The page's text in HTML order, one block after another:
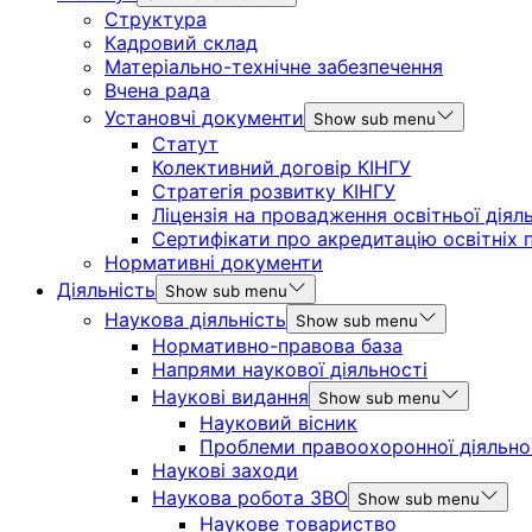
Структура
Кадровий склад
Матеріально-технічне забезпечення
Вчена рада
Установчі документи
Show sub menu
Статут
Колективний договір КІНГУ
Стратегія розвитку КІНГУ
Ліцензія на провадження освітньої
Сертифікати про акредитацію освітніх
Нормативні документи
Діяльність
Show sub menu
Наукова діяльність Show sub menu
Нормативно-правова база
Напрями наукової діяльності
Наукові видання
Show sub menu
Науковий вісник
Проблеми правоохоронної
Наукові заходи
Наукова робота ЗВО Show sub menu
Наукове товариство